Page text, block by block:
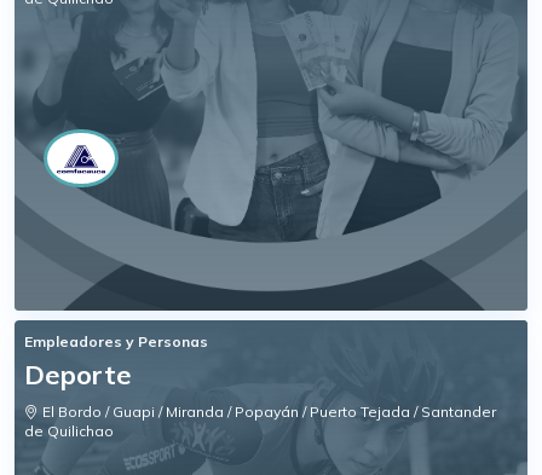
Empleadores y Personas
Deporte
El Bordo / Guapi / Miranda / Popayán / Puerto Tejada / Santander
de Quilichao